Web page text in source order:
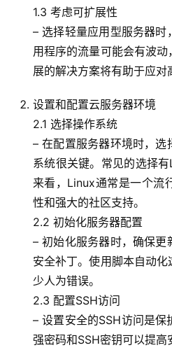
1.3 考虑可扩展性
– 选择轻量应用型服务器时
用程序的流量可能会有波
展的解决方案将有助于应对
设置和配置云服务器环境
2.1 选择操作系统
– 在配置服务器环境时，
系统很关键。常见的选择
来看，Linux通常是一个流
性和强大的社区支持。
2.2 初始化服务器配置
– 初始化服务器时，确保更
安全补丁。使用脚本自动
少人为错误。
2.3 配置SSH访问
– 设置安全的SSH访问是保
强密码和SSH密钥可以提高